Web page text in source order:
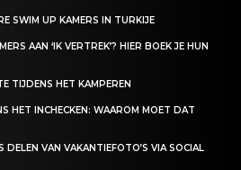
SWIM UP KAMERS IN TURKIJE
AAN ‘IK VERTREK’? HIER BOEK JE HUN
TIJDENS HET KAMPEREN
HET INCHECKEN: WAAROM MOET DAT
VAN VAKANTIEFOTO’S VIA SOCIAL